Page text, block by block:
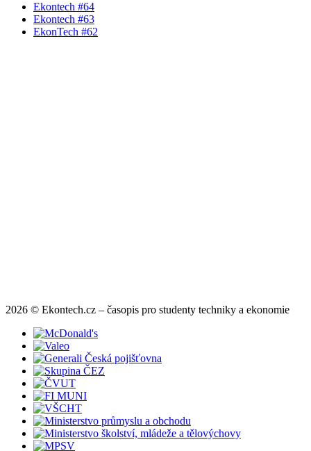
Ekontech #64
Ekontech #63
EkonTech #62
2026 © Ekontech.cz – časopis pro studenty techniky a ekonomie